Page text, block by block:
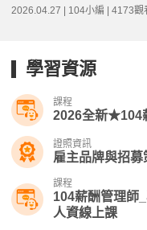
2026.04.27 | 104小編 | 4173觀
學習資源
課程
2026全新★104
證照資訊
雇主品牌與招
課程
104薪酬管理師
人資線上課